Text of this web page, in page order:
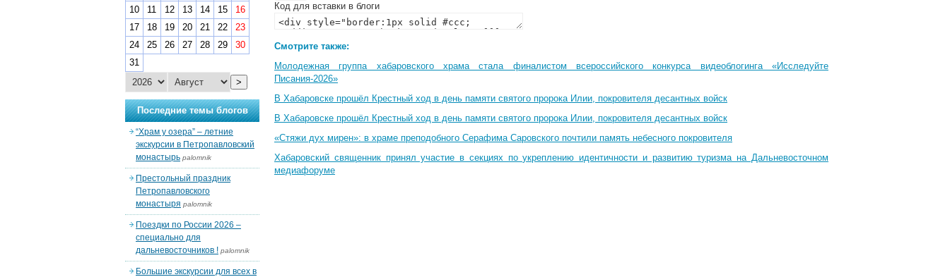
Код для вставки в блоги
Смотрите также:
Молодежная группа хабаровского храма стала финалистом всероссийского конкурса видеоблогинга «Исследуйте
Писания-2026»
В Хабаровске прошёл Крестный ход в день памяти святого пророка Илии, покровителя десантных войск
В Хабаровске прошёл Крестный ход в день памяти святого пророка Илии, покровителя десантных войск
«Стяжи дух мирен»: в храме преподобного Серафима Саровского почтили память небесного покровителя
Хабаровский священник принял участие в секциях по укреплению идентичности и развитию туризма на Дальневосточном
медиафоруме
10
11 12 13 14 15
16
17
18 19 20 21 22
23
24
25 26 27 28 29
30
31
>
Последние темы блогов
“Храм у озера” – летние
экскурсии в Петропавловский
монастырь palomnik
Престольный праздник
Петропавловского
монастыря palomnik
Поездки по России 2026 –
специально для
дальневосточников ! palomnik
Большие экскурсии для всех в